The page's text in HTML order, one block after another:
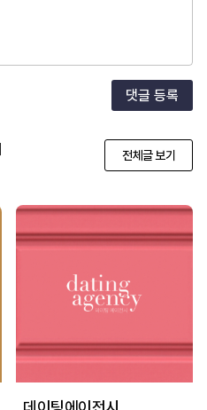
댓글 등록
전체글 보기